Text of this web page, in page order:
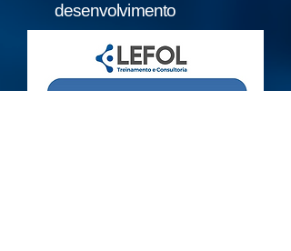
desenvolvimento